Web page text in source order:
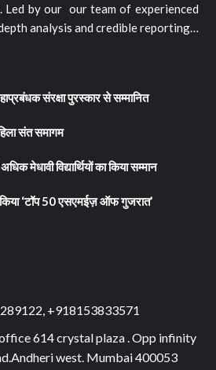
Led by our our team of experienced
analysis and credible reporting…
संरक्षा पुरस्कार से सम्मानित
संत समागम
मेधावी विद्यार्थियों का किया सम्मान
‘टॉप 50 एसएमईज़ ऑफ गुजरात’
+918153833571
614 crystal plaza . Opp infinity
west. Mumbai 400053